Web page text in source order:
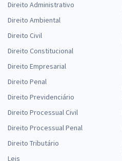
Direito Administrativo
Direito Ambiental
Direito Civil
Direito Constitucional
Direito Empresarial
Direito Penal
Direito Previdenciário
Direito Processual Civil
Direito Processual Penal
Direito Tributário
Leis